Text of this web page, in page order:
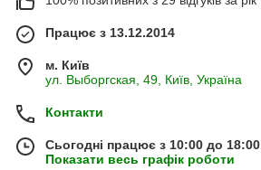
Працює з 13.12.2014
м. Київ
ул. Выборгская, 49, Київ, Україна
Контакти
Сьогодні працює з 10:00 до 18:00
Показати весь графік роботи